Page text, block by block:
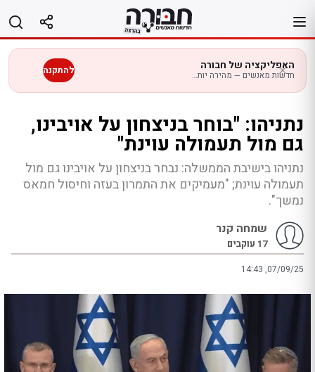
לתוכן
האפליקציה של חבורה
חדשות מאנשים — מהירה יותר בנייד להתקנה
נתניהו: "בוחר בניצחון על אויבינו,
גם מול תעמולה עוינת"
נתניהו בישיבת הממשלה: נבחר בניצחון על אויבינו גם מול
תעמולה עוינת; "מעמיקים את התמרון בעזה וחיסול חמאס
נמשך".
שמחה קנר
17 עוקבים
14:43 ,07/09/25